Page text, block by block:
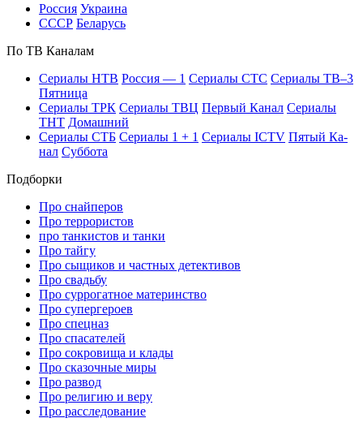
Рос­сия Ук­раи­на
СССР Бе­ла­русь
По ТВ Ка­на­лам
Се­риа­лы НТВ Рос­сия — 1 Се­риа­лы СТС Се­риа­лы ТВ–3
Пят­ни­ца
Се­риа­лы ТРК Се­риа­лы ТВЦ Пер­вый Ка­нал Се­риа­лы
ТНТ До­маш­ний
Се­риа­лы СТБ Се­риа­лы 1 + 1 Се­риа­лы ICTV Пя­тый Ка­
нал Суб­бо­та
Подборки
Про снайперов
Про террористов
про танкистов и танки
Про тайгу
Про сыщиков и частных детективов
Про свадьбу
Про суррогатное материнство
Про супергероев
Про спецназ
Про спасателей
Про сокровища и клады
Про сказочные миры
Про развод
Про религию и веру
Про расследование